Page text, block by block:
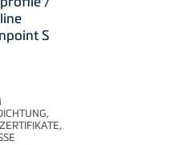
S